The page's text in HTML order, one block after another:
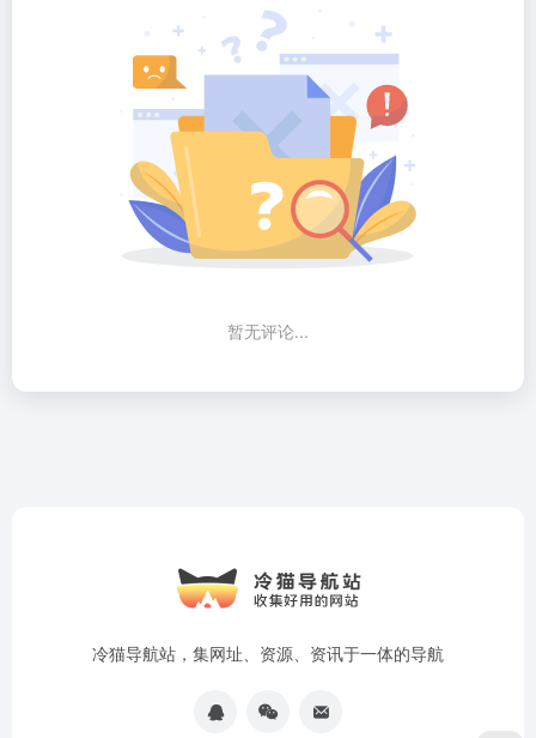
暂无评论...
冷猫导航站，集网址、资源、资讯于一体的导航